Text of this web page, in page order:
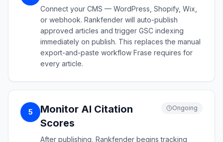
Connect your CMS — WordPress, Shopify, Wix,
or webhook. Rankfender will auto-publish
approved articles and trigger GSC indexing
immediately on publish. This replaces the manual
export-and-paste workflow Frase requires for
every article.
5
Monitor AI Citation
Scores
Ongoing
After publishing, Rankfender begins tracking